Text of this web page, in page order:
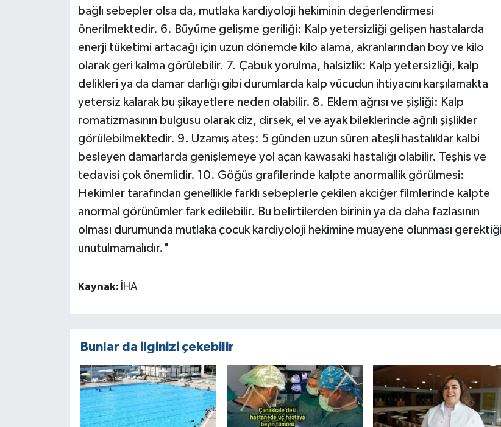
bağlı sebepler olsa da, mutlaka kardiyoloji hekiminin değerlendirmesi
önerilmektedir. 6. Büyüme gelişme geriliği: Kalp yetersizliği gelişen hastalarda
enerji tüketimi artacağı için uzun dönemde kilo alama, akranlarından boy ve kilo
olarak geri kalma görülebilir. 7. Çabuk yorulma, halsizlik: Kalp yetersizliği, kalp
delikleri ya da damar darlığı gibi durumlarda kalp vücudun ihtiyacını karşılamakta
yetersiz kalarak bu şikayetlere neden olabilir. 8. Eklem ağrısı ve şişliği: Kalp
romatizmasının bulgusu olarak diz, dirsek, el ve ayak bileklerinde ağrılı şişlikler
görülebilmektedir. 9. Uzamış ateş: 5 günden uzun süren ateşli hastalıklar kalbi
besleyen damarlarda genişlemeye yol açan kawasaki hastalığı olabilir. Teşhis ve
tedavisi çok önemlidir. 10. Göğüs grafilerinde kalpte anormallik görülmesi:
Hekimler tarafından genellikle farklı sebeplerle çekilen akciğer filmlerinde kalpte
anormal görünümler fark edilebilir. Bu belirtilerden birinin ya da daha fazlasının
olması durumunda mutlaka çocuk kardiyoloji hekimine muayene olunması gerektiği
unutulmamalıdır."
Kaynak: İHA
Bunlar da ilginizi çekebilir